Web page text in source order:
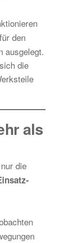
den
ausgelegt.
die
als
die